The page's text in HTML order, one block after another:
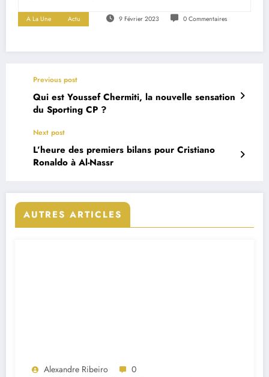
A La Une Actu 9 Février 2023 0 Commentaires
Previous post
Qui est Youssef Chermiti, la nouvelle sensation
du Sporting CP ?
Next post
L’heure des premiers bilans pour Cristiano
Ronaldo à Al-Nassr
AUTRES ARTICLES
Alexandre Ribeiro 0